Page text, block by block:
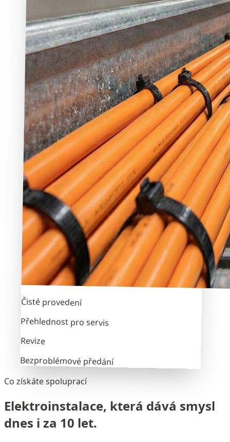
Čisté provedení
Přehlednost pro servis
Revize
Bezproblémové předání
Co získáte spoluprací
Elektroinstalace, která dává smysl
dnes i za 10 let.